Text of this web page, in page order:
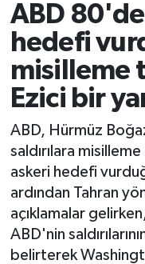
ABD
hedefi
misilleme
Ezici bir
ABD, Hürmüz
saldırılara
askeri hedefi
ardından Tahran
açıklamalar
ABD'nin
belirterek
Süper Lig Puan
Tüm Manşetler
Son Dakika
Haber Arşivi